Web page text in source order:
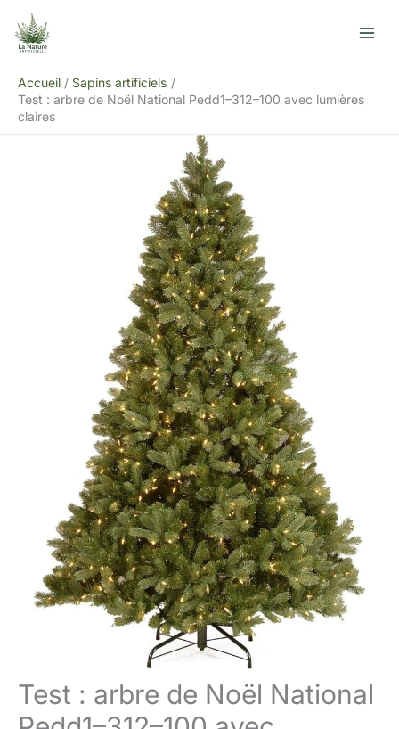
contenu
Accueil
Sapins artificiels
Test : arbre de Noël National Pedd1–312–100 avec lumières
claires
Test : arbre de Noël National
e
h
e